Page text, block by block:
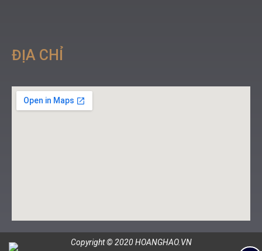
ĐỊA CHỈ
Copyright © 2020 HOANGHAO.VN